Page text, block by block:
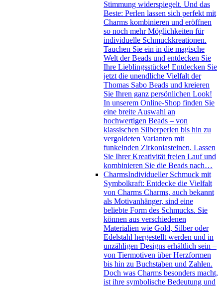
Stimmung widerspiegelt. Und das
Beste: Perlen lassen sich perfekt mit
Charms kombinieren und eröffnen
so noch mehr Möglichkeiten für
individuelle Schmuckkreationen.
Tauchen Sie ein in die magische
Welt der Beads und entdecken Sie
Ihre Lieblingsstücke! Entdecken Sie
jetzt die unendliche Vielfalt der
Thomas Sabo Beads und kreieren
Sie Ihren ganz persönlichen Look!
In unserem Online-Shop finden Sie
eine breite Auswahl an
hochwertigen Beads – von
klassischen Silberperlen bis hin zu
vergoldeten Varianten mit
funkelnden Zirkoniasteinen. Lassen
Sie Ihrer Kreativität freien Lauf und
kombinieren Sie die Beads nach…
CharmsIndividueller Schmuck mit
Symbolkraft: Entdecke die Vielfalt
von Charms Charms, auch bekannt
als Motivanhänger, sind eine
beliebte Form des Schmucks. Sie
können aus verschiedenen
Materialien wie Gold, Silber oder
Edelstahl hergestellt werden und in
unzähligen Designs erhältlich sein –
von Tiermotiven über Herzformen
bis hin zu Buchstaben und Zahlen.
Doch was Charms besonders macht,
ist ihre symbolische Bedeutung und